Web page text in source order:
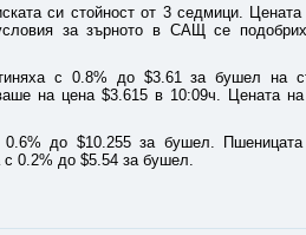
си стойност от 3 седмици.
за зърното в САЩ се
с 0.8% до $3.61 за бушел на
на цена $3.615 в 10:09ч. Цената
до $10.255 за бушел. Пшеницата
с 0.2% до $5.54 за бушел.